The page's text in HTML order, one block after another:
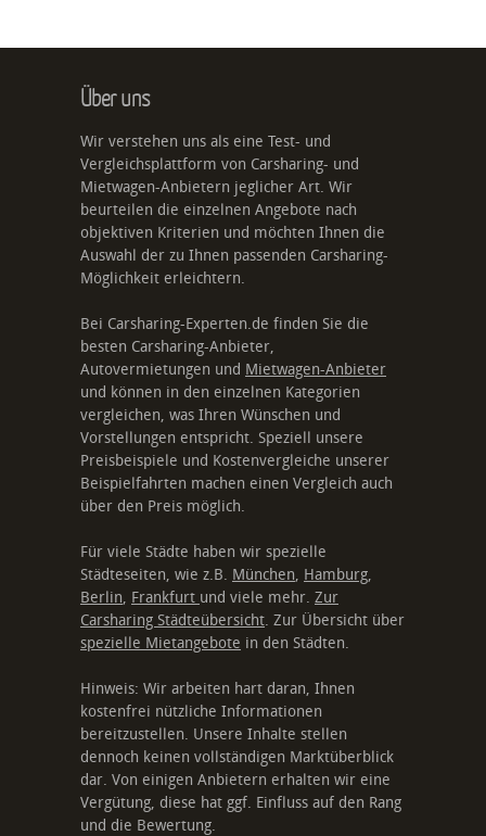
Über uns
Wir verstehen uns als eine Test- und
Vergleichsplattform von Carsharing- und
Mietwagen-Anbietern jeglicher Art. Wir
beurteilen die einzelnen Angebote nach
objektiven Kriterien und möchten Ihnen die
Auswahl der zu Ihnen passenden Carsharing-
Möglichkeit erleichtern.
Bei Carsharing-Experten.de finden Sie die
besten Carsharing-Anbieter,
Autovermietungen und Mietwagen-Anbieter
und können in den einzelnen Kategorien
vergleichen, was Ihren Wünschen und
Vorstellungen entspricht. Speziell unsere
Preisbeispiele und Kostenvergleiche unserer
Beispielfahrten machen einen Vergleich auch
über den Preis möglich.
Für viele Städte haben wir spezielle
Städteseiten, wie z.B. München, Hamburg,
Berlin, Frankfurt und viele mehr. Zur
Carsharing Städteübersicht. Zur Übersicht über
spezielle Mietangebote in den Städten.
Hinweis: Wir arbeiten hart daran, Ihnen
kostenfrei nützliche Informationen
bereitzustellen. Unsere Inhalte stellen
dennoch keinen vollständigen Marktüberblick
dar. Von einigen Anbietern erhalten wir eine
Vergütung, diese hat ggf. Einfluss auf den Rang
und die Bewertung.